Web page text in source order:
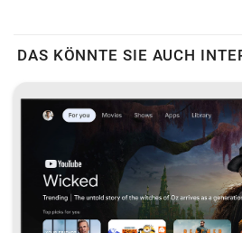
DAS KÖNNTE SIE AUCH